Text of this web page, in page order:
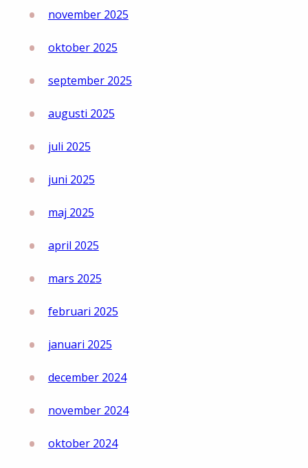
november 2025
oktober 2025
september 2025
augusti 2025
juli 2025
juni 2025
maj 2025
april 2025
mars 2025
februari 2025
januari 2025
december 2024
november 2024
oktober 2024